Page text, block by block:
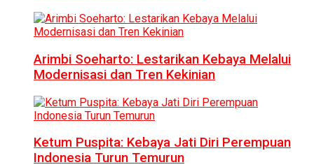
Arimbi Soeharto: Lestarikan Kebaya Melalui
Modernisasi dan Tren Kekinian
Ketum Puspita: Kebaya Jati Diri Perempuan
Indonesia Turun Temurun